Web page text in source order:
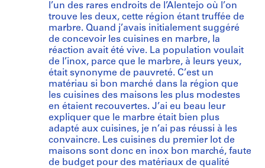
l’un des rares endroits de l’Alentejo où l’on
trouve les deux, cette région étant truffée de
marbre. Quand j’avais initialement suggéré
de concevoir les cuisines en marbre, la
réaction avait été vive. La population voulait
de l’inox, parce que le marbre, à leurs yeux,
était synonyme de pauvreté. C’est un
matériau si bon marché dans la région que
les cuisines des maisons les plus modestes
en étaient recouvertes. J’ai eu beau leur
expliquer que le marbre était bien plus
adapté aux cuisines, je n’ai pas réussi à les
convaincre. Les cuisines du premier lot de
maisons sont donc en inox bon marché, faute
de budget pour des matériaux de qualité